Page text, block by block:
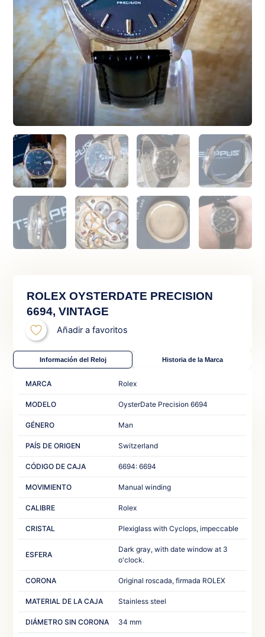
ROLEX OYSTERDATE PRECISION
6694, VINTAGE
Añadir a favoritos
Información del Reloj Historia de la Marca
MARCA Rolex
MODELO OysterDate Precision 6694
GÉNERO Man‎
PAÍS DE ORIGEN Switzerland‎ ‎
CÓDIGO DE CAJA 6694: 6694‎ ‎
MOVIMIENTO Manual winding
CALIBRE Rolex
CRISTAL Plexiglass with Cyclops, impeccable‎ ‎
ESFERA
Dark gray, with date window at 3
o'clock.‎ ‎
CORONA Original roscada, firmada ROLEX
MATERIAL DE LA CAJA Stainless steel‎ ‎
DIÁMETRO SIN CORONA 34 mm